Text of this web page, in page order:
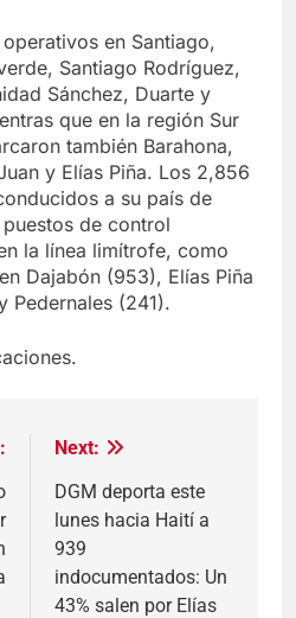
en Santiago,
Santiago Rodríguez,
Sánchez, Duarte y
que en la región Sur
también Barahona,
y Elías Piña. Los 2,856
a su país de
de control
la línea limítrofe, como
Dajabón (953), Elías Piña
Pedernales (241).
Next:
DGM deporta este
lunes hacia Haití a
939
indocumentados: Un
43% salen por Elías